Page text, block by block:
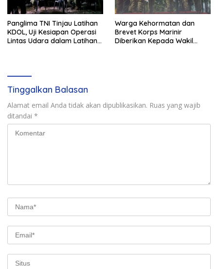
Panglima TNI Tinjau Latihan
KDOL, Uji Kesiapan Operasi
Lintas Udara dalam Latihan
Warga Kehormatan dan
Brevet Korps Marinir
Diberikan Kepada Wakil
Tinggalkan Balasan
Alamat email Anda tidak akan dipublikasikan. Ruas yang wajib
ditandai *